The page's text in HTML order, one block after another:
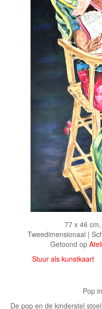
77 x 46
Tweedimensionaal |
Getoond op
Stuur als kunstkaart
Pop
De pop en de kinderstel